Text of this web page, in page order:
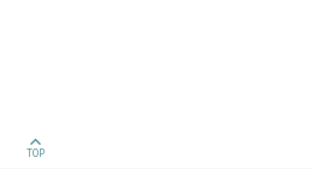
TOP